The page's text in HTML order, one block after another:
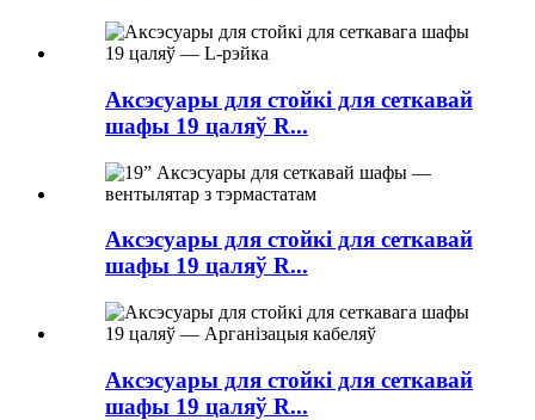
Аксэсуары для стойкі для сеткавай
шафы 19 цаляў R...
Аксэсуары для стойкі для сеткавай
шафы 19 цаляў R...
Аксэсуары для стойкі для сеткавай
шафы 19 цаляў R...